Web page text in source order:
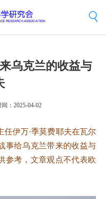
乌克兰的收益与
间：2025-04-02
伊万·季莫费耶夫在瓦尔
事给乌克兰带来的收益与
参考，文章观点不代表欧